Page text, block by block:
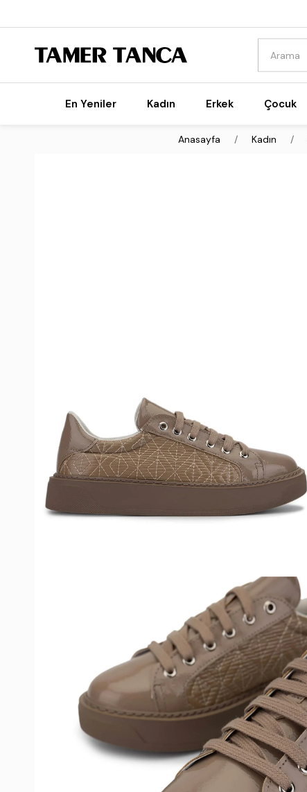
En Yeniler Kadın Erkek Çocuk
Anasayfa Kadın